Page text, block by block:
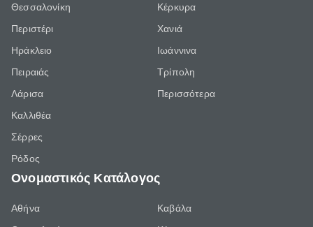
Θεσσαλονίκη
Περιστέρι
Ηράκλειο
Πειραιάς
Λάρισα
Καλλιθέα
Σέρρες
Ρόδος
Κέρκυρα
Χανιά
Ιωάννινα
Τρίπολη
Περισσότερα
Ονομαστικός Κατάλογος
Αθήνα
Καβάλα